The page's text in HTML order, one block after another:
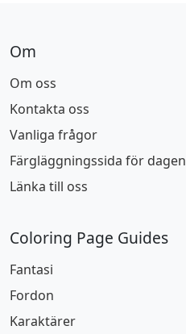
Om
Om oss
Kontakta oss
Vanliga frågor
Färgläggningssida för dagen
Länka till oss
Coloring Page Guides
Fantasi
Fordon
Karaktärer